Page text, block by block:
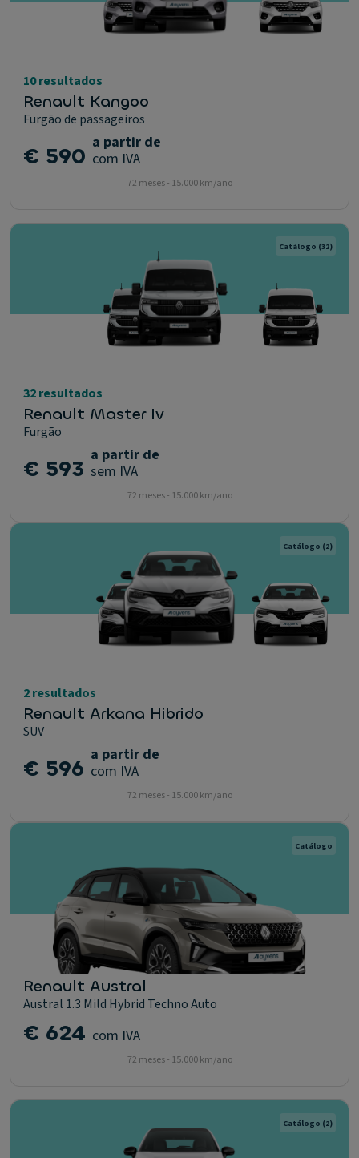
10 resultados
Renault Kangoo
Furgão de passageiros
€ 590 a partir de
com IVA
72 meses - 15.000 km/ano
Catálogo (32)
32 resultados
Renault Master Iv
Furgão
€ 593 a partir de
sem IVA
72 meses - 15.000 km/ano
Catálogo (2)
2 resultados
Renault Arkana Hibrido
SUV
€ 596 a partir de
com IVA
72 meses - 15.000 km/ano
Catálogo
Renault Austral
Austral 1.3 Mild Hybrid Techno Auto
€ 624 com IVA
72 meses - 15.000 km/ano
Catálogo (2)